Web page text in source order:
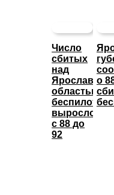
Число
сбитых
над
областью
выросло
с 88 до
92
о